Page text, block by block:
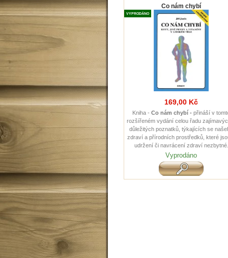
Co nám chybí
VYPRODÁNO
169,00 Kč
Kniha -Co nám chybí - přináší v
rozšířeném vydání celou řadu
důležitých poznatků, týkajících se
zdraví a přírodních prostředků, které
udržení či navrácení zdraví nezbytné.
Vyprodáno